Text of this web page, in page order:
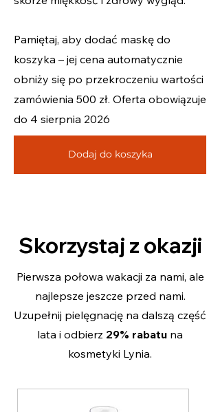
Pamiętaj, aby dodać maskę do
koszyka – jej cena automatycznie
obniży się po przekroczeniu wartości
zamówienia 500 zł. Oferta obowiązuje
do 4 sierpnia 2026
Dodaj do koszyka
Skorzystaj z okazji
Pierwsza połowa wakacji za nami, ale
najlepsze jeszcze przed nami.
Uzupełnij pielęgnację na dalszą część
lata i odbierz 29% rabatu na
kosmetyki Lynia.